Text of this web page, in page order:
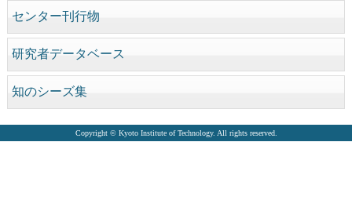
センター刊行物
研究者データベース
知のシーズ集
Copyright © Kyoto Institute of Technology. All rights reserved.